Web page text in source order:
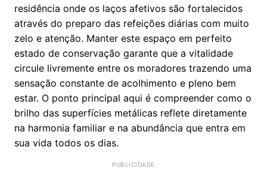
residência onde os laços afetivos são fortalecidos
através do preparo das refeições diárias com muito
zelo e atenção. Manter este espaço em perfeito
estado de conservação garante que a vitalidade
circule livremente entre os moradores trazendo uma
sensação constante de acolhimento e pleno bem
estar. O ponto principal aqui é compreender como o
brilho das superfícies metálicas reflete diretamente
na harmonia familiar e na abundância que entra em
sua vida todos os dias.